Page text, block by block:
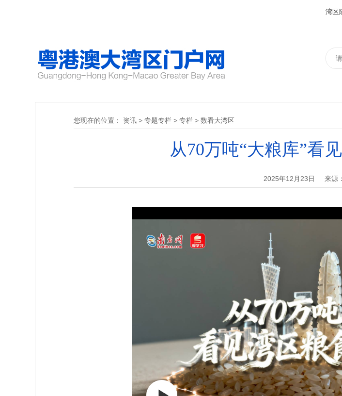
湾区
您现在的位置： 资讯 > 专题专栏 > 专栏 > 数看大湾区
从70万吨“大粮库”看
2025年12月23日 来源